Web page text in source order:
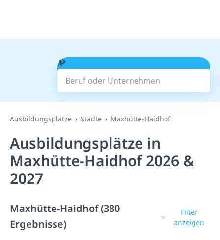
Beruf oder Unternehmen
Suchen
Ausbildungsplätze Städte Maxhütte-Haidhof
Ausbildungsplätze in
Maxhütte-Haidhof 2026 &
2027
Maxhütte-Haidhof (380
Ergebnisse)
Filter
anzeigen